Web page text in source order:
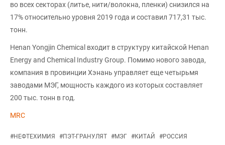
во всех секторах (литье, нити/волокна, пленки) снизился на
17% относительно уровня 2019 года и составил 717,31 тыс.
тонн.
Henan Yongjin Chemical входит в структуру китайской Henan
Energy and Chemical Industry Group. Помимо нового завода,
компания в провинции Хэнань управляет еще четырьмя
заводами МЭГ, мощность каждого из которых составляет
200 тыс. тонн в год.
MRC
#НЕФТЕХИМИЯ #ПЭТ-ГРАНУЛЯТ #МЭГ #КИТАЙ #РОССИЯ